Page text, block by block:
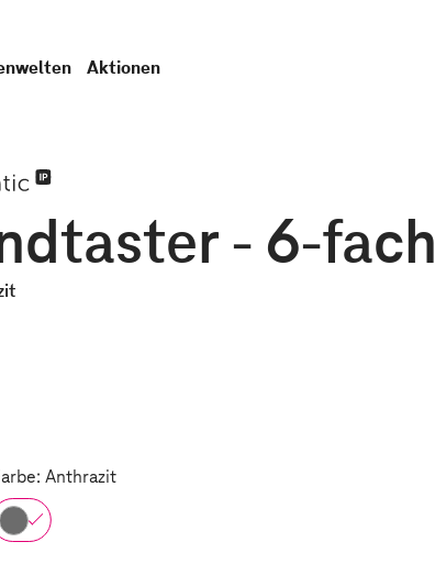
Aktionen
- 6-fach
Anthrazit